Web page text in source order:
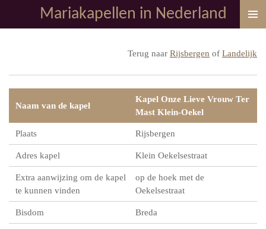
direct
Mariakapellen in Nederland
Terug naar Rijsbergen of Landelijk
Naam van de kapel
Kapel Onze Lieve Vrouw Ter
Mast Klein-Oekel
Plaats Rijsbergen
Adres kapel Klein Oekelsestraat
Extra aanwijzing om de kapel
te kunnen vinden
op de hoek met de
Oekelsestraat
Bisdom Breda